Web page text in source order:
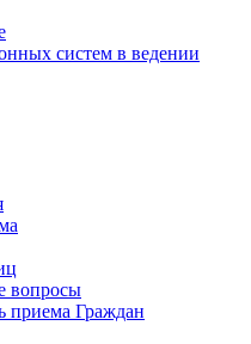
систем в ведении
вопросы
приема Граждан